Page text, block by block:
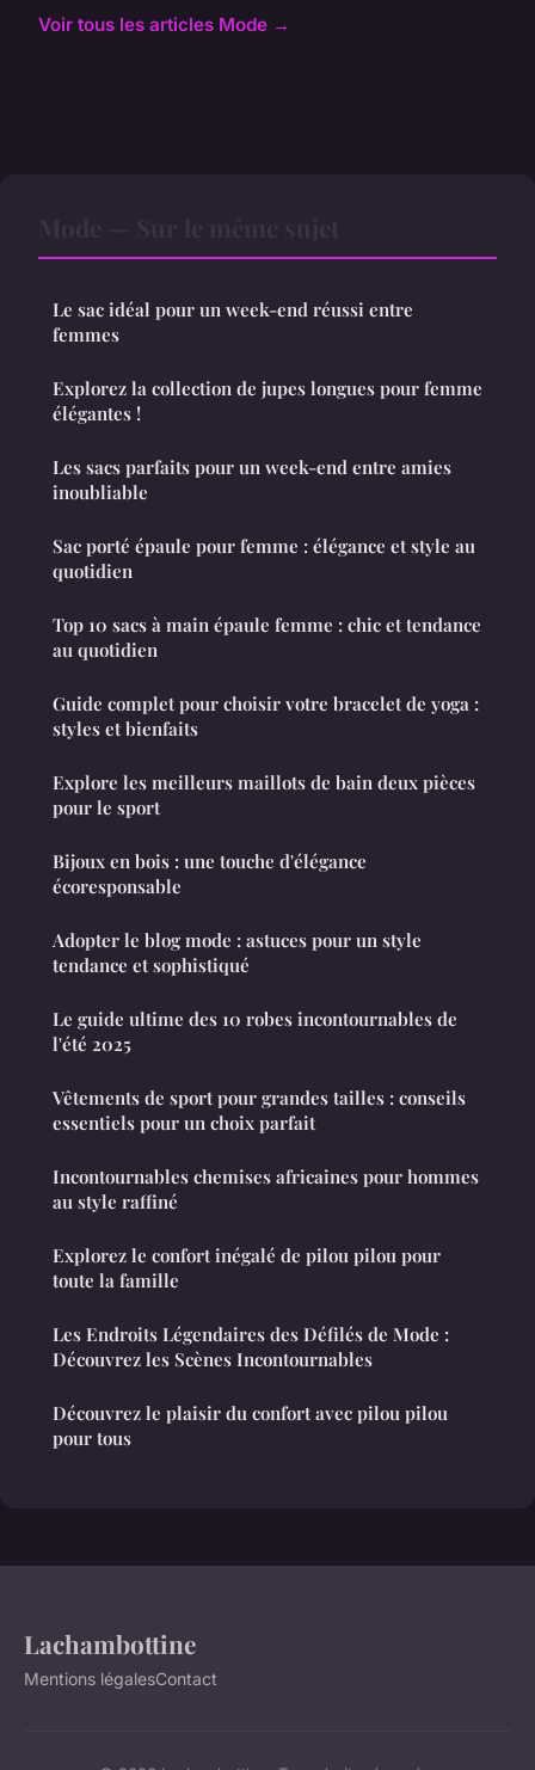
Voir tous les articles Mode →
Le sac idéal pour un week-end réussi entre
femmes
Explorez la collection de jupes longues pour femme
élégantes !
Les sacs parfaits pour un week-end entre amies
inoubliable
Sac porté épaule pour femme : élégance et style au
quotidien
Top 10 sacs à main épaule femme : chic et tendance
au quotidien
Guide complet pour choisir votre bracelet de yoga :
styles et bienfaits
Explore les meilleurs maillots de bain deux pièces
pour le sport
Bijoux en bois : une touche d'élégance
écoresponsable
Adopter le blog mode : astuces pour un style
tendance et sophistiqué
Le guide ultime des 10 robes incontournables de
l'été 2025
Vêtements de sport pour grandes tailles : conseils
essentiels pour un choix parfait
Incontournables chemises africaines pour hommes
au style raffiné
Explorez le confort inégalé de pilou pilou pour
toute la famille
Les Endroits Légendaires des Défilés de Mode :
Découvrez les Scènes Incontournables
Découvrez le plaisir du confort avec pilou pilou
pour tous
Lachambottine
Mentions légalesContact